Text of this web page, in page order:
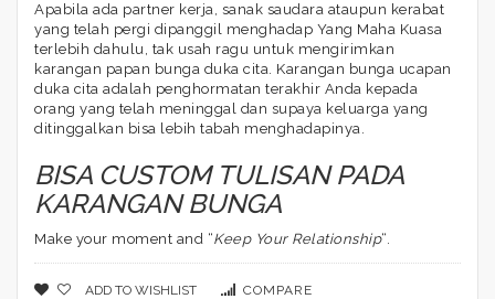
Apabila ada partner kerja, sanak saudara ataupun kerabat
yang telah pergi dipanggil menghadap Yang Maha Kuasa
terlebih dahulu, tak usah ragu untuk mengirimkan
karangan papan bunga duka cita. Karangan bunga ucapan
duka cita adalah penghormatan terakhir Anda kepada
orang yang telah meninggal dan supaya keluarga yang
ditinggalkan bisa lebih tabah menghadapinya.
BISA CUSTOM TULISAN PADA
KARANGAN BUNGA
Make your moment and “Keep Your Relationship“.
ADD TO WISHLIST COMPARE